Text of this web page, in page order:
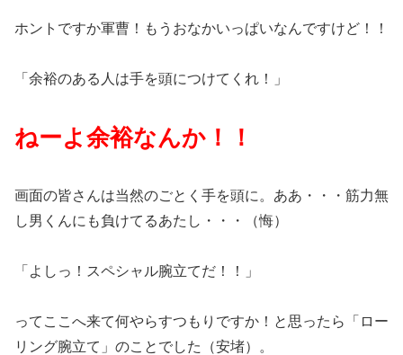
ホントですか軍曹！もうおなかいっぱいなんですけど！！
「余裕のある人は手を頭につけてくれ！」
ねーよ余裕なんか！！
画面の皆さんは当然のごとく手を頭に。ああ・・・筋力無
し男くんにも負けてるあたし・・・（悔）
「よしっ！スペシャル腕立てだ！！」
ってここへ来て何やらすつもりですか！と思ったら「ロー
リング腕立て」のことでした（安堵）。